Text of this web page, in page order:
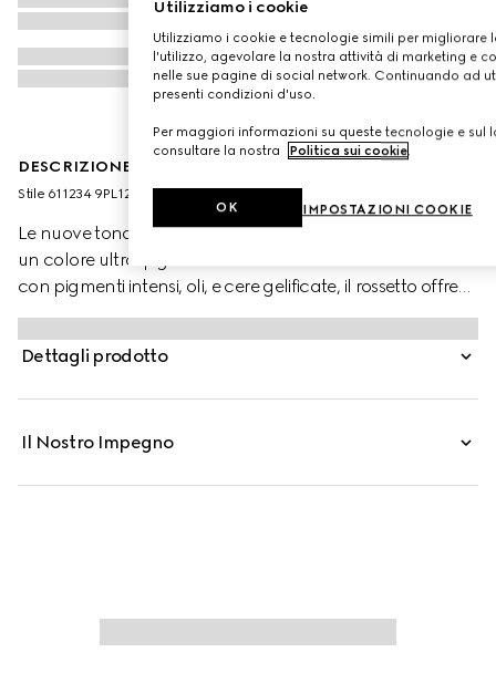
DESCRIZIONE DEL PRODOTTO
Stile ‎611234 9PL12 9132
Le nuove tonalità di Gucci Rouge à Lèvres Mat donano
un colore ultra-pigmentato dal finish matte. Arricchito
con pigmenti intensi, oli, e cere gelificate, il rossetto offre
un effetto seta morbido e vellutato. La sua formula resiste
alle sbavature, risultando confortevole, nutriente e a
lunga tenuta.
Dettagli prodotto
Il Nostro Impegno
Utilizziamo i cookie
Utilizziamo i cookie e tecnologie simili per migliorare
l'utilizzo, agevolare la nostra attività di marketing e
nelle sue pagine di social network. Continuando ad
presenti condizioni d'uso.
Per maggiori informazioni su queste tecnologie e sul
consultare la nostra
Politica sui cookie
IMPOSTAZIONI COOKIE
OK